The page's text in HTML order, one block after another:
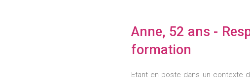
Anne, 52 ans -
formation
Etant en poste dans un contexte